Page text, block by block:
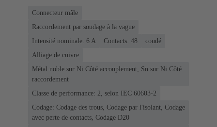
Connecteur mâle
Raccordement par soudage à la vague
Intensité nominale: ‌6 A
Contacts: 48
coudé
Alliage de cuivre
Métal noble sur Ni Côté accouplement, Sn sur Ni Côté
raccordement
Classe de performance: 2, selon IEC 60603-2
Codage: Codage des trous, Codage par l'isolant, Codage
avec perte de contacts, Codage D20